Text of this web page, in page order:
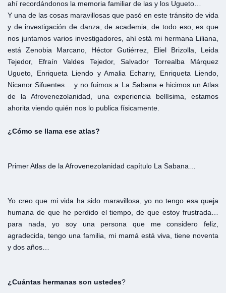
ahí recordándonos la memoria familiar de las y los Ugueto…
Y una de las cosas maravillosas que pasó en este tránsito de vida
y de investigación de danza, de academia, de todo eso, es que
nos juntamos varios investigadores, ahí está mi hermana Liliana,
está Zenobia Marcano, Héctor Gutiérrez, Eliel Brizolla, Leida
Tejedor, Efraín Valdes Tejedor, Salvador Torrealba Márquez
Ugueto, Enriqueta Liendo y Amalia Echarry, Enriqueta Liendo,
Nicanor Sifuentes… y no fuimos a La Sabana e hicimos un Atlas
de la Afrovenezolanidad, una experiencia bellísima, estamos
ahorita viendo quién nos lo publica físicamente.
¿Cómo se llama ese atlas?
Primer Atlas de la Afrovenezolanidad capítulo La Sabana…
Yo creo que mi vida ha sido maravillosa, yo no tengo esa queja
humana de que he perdido el tiempo, de que estoy frustrada…
para nada, yo soy una persona que me considero feliz,
agradecida, tengo una familia, mi mamá está viva, tiene noventa
y dos años…
¿Cuántas hermanas son ustedes?